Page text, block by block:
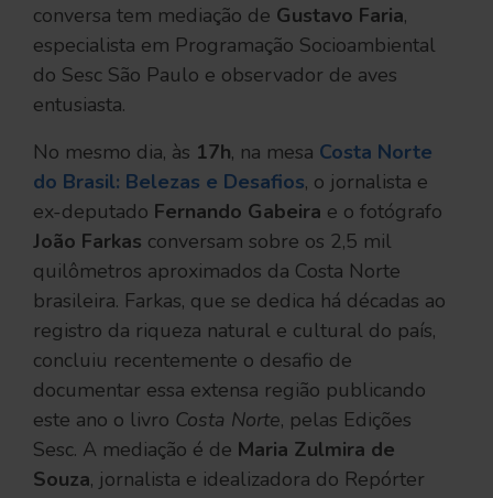
conversa tem mediação de Gustavo Faria,
especialista em Programação Socioambiental
do Sesc São Paulo e observador de aves
entusiasta.
No mesmo dia, às 17h, na mesa Costa Norte
do Brasil: Belezas e Desafios, o jornalista e
ex-deputado Fernando Gabeira e o fotógrafo
João Farkas conversam sobre os 2,5 mil
quilômetros aproximados da Costa Norte
brasileira. Farkas, que se dedica há décadas ao
registro da riqueza natural e cultural do país,
concluiu recentemente o desafio de
documentar essa extensa região publicando
este ano o livro Costa Norte, pelas Edições
Sesc. A mediação é de Maria Zulmira de
Souza, jornalista e idealizadora do Repórter